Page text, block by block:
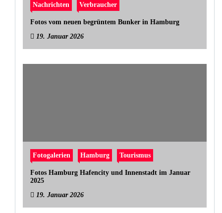
Nachrichten Verbraucher
Fotos vom neuen begrüntem Bunker in Hamburg
19. Januar 2026
Fotogalerien Hamburg Tourismus
Fotos Hamburg Hafencity und Innenstadt im Januar
2025
19. Januar 2026